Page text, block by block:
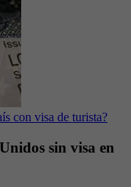
con visa de turista?
sin visa en